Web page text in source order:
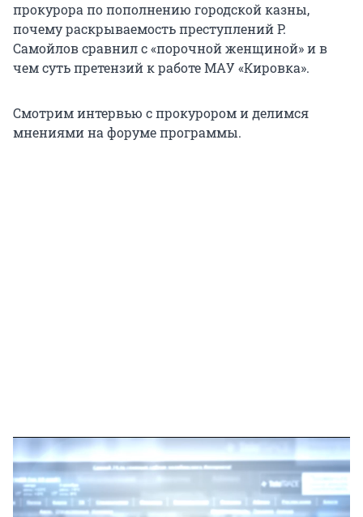
прокурора по пополнению городской казны,
почему раскрываемость преступлений Р.
Самойлов сравнил с «порочной женщиной» и в
чем суть претензий к работе МАУ «Кировка».
Смотрим интервью с прокурором и делимся
мнениями на форуме программы.